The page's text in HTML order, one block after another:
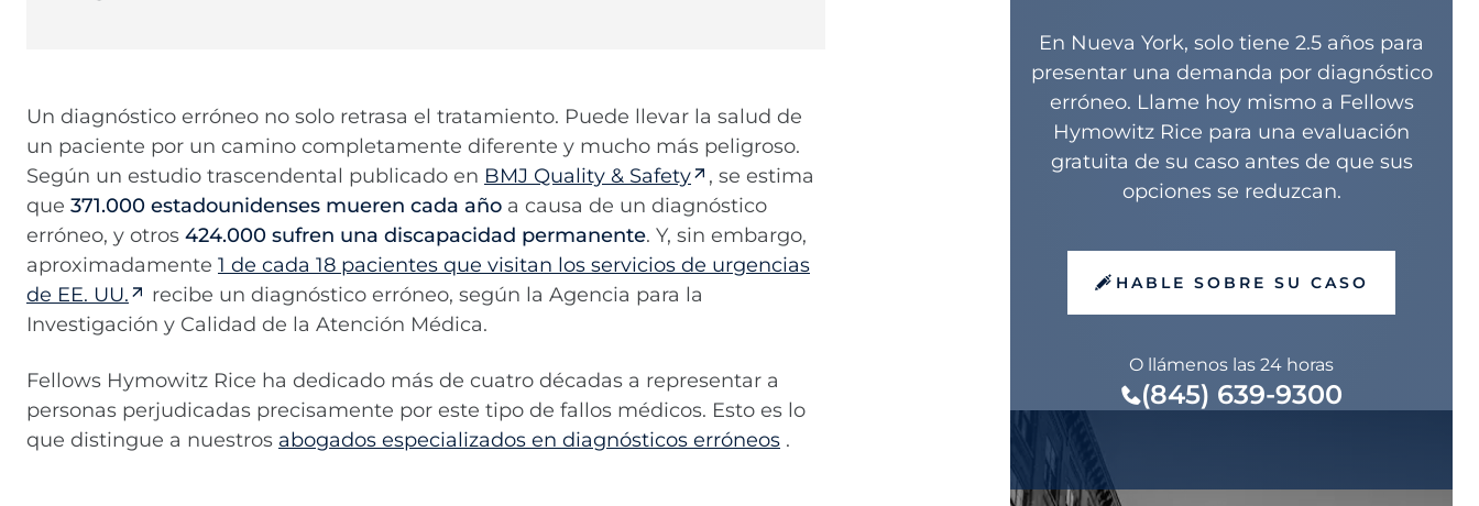
Un diagnóstico erróneo no solo retrasa el tratamiento. Puede llevar la salud de
un paciente por un camino completamente diferente y mucho más peligroso.
Según un estudio trascendental publicado en BMJ Quality & Safety
, se estima
que 371.000 estadounidenses mueren cada año a causa de un diagnóstico
erróneo, y otros 424.000 sufren una discapacidad permanente. Y, sin embargo,
aproximadamente 1 de cada 18 pacientes que visitan los servicios de urgencias
de EE. UU.
recibe un diagnóstico erróneo, según la Agencia para la
Investigación y Calidad de la Atención Médica.
Fellows Hymowitz Rice ha dedicado más de cuatro décadas a representar a
personas perjudicadas precisamente por este tipo de fallos médicos. Esto es lo
que distingue a nuestros abogados especializados en diagnósticos erróneos .
En Nueva York, solo tiene 2.5 años para
presentar una demanda por diagnóstico
erróneo. Llame hoy mismo a Fellows
Hymowitz Rice para una evaluación
gratuita de su caso antes de que sus
opciones se reduzcan.
HABLE SOBRE SU CASO
O llámenos las 24 horas
(845) 639-9300